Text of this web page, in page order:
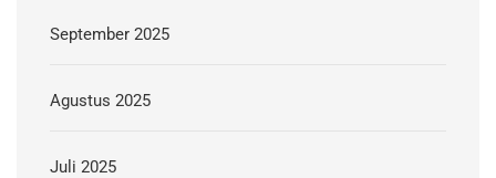
September 2025
Agustus 2025
Juli 2025